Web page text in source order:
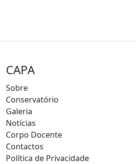
CAPA
Sobre
Conservatório
Galeria
Notícias
Corpo Docente
Contactos
Política de Privacidade